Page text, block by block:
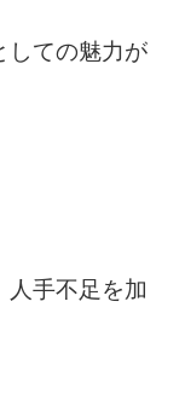
しての魅力が
人手不足を加